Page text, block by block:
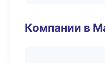
Компании в